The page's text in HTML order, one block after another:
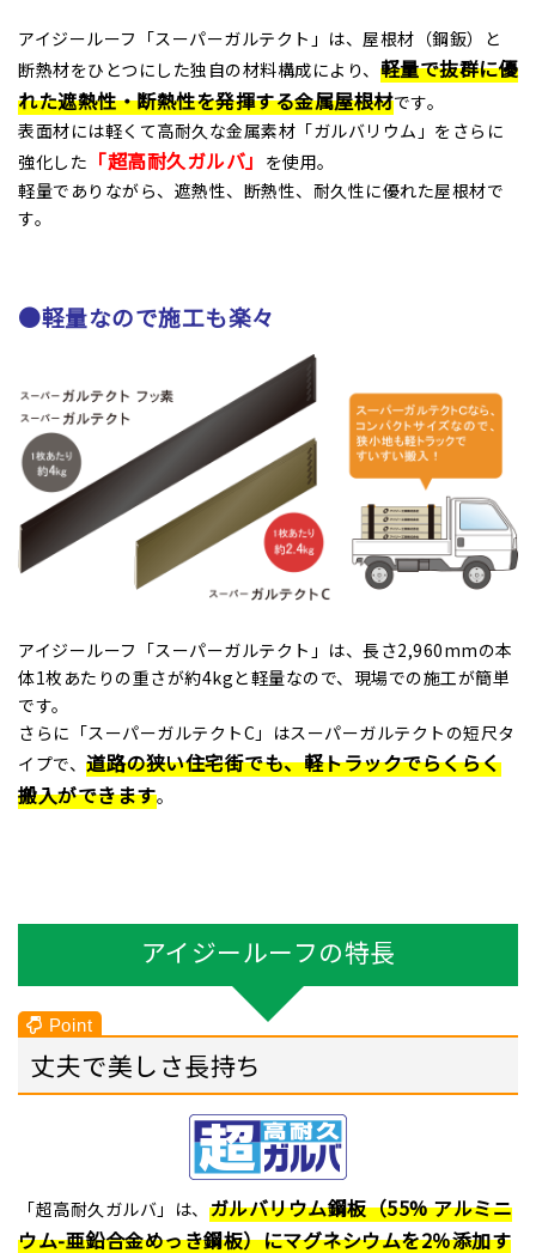
アイジールーフ「スーパーガルテクト」は、屋根材（鋼鈑）と
断熱材をひとつにした独自の材料構成により、 軽量で抜群に優
れた遮熱性・断熱性を発揮する金属屋根材です。
表面材には軽くて高耐久な金属素材「ガルバリウム」をさらに
強化した 「超高耐久ガルバ」 を使用。
軽量でありながら、遮熱性、断熱性、耐久性に優れた屋根材で
す。
●軽量なので施工も楽々
アイジールーフ「スーパーガルテクト」は、長さ2,960mmの本
体1枚あたりの重さが約4kgと軽量なので、現場での施工が簡単
です。
さらに「スーパーガルテクトC」はスーパーガルテクトの短尺タ
イプで、 道路の狭い住宅街でも、軽トラックでらくらく
搬入ができます。
アイジールーフの特長
丈夫で美しさ長持ち
「超高耐久ガルバ」は、 ガルバリウム鋼板（55% アルミニ
ウム-亜鉛合金めっき鋼板）にマグネシウムを2％添加す